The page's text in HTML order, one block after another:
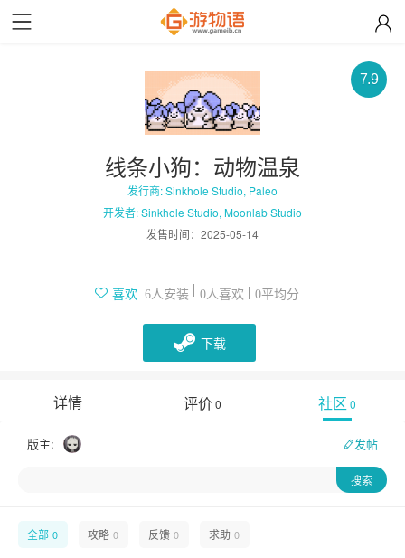
7.9
线条小狗：动物温泉
发行商: Sinkhole Studio, Paleo
开发者: Sinkhole Studio, Moonlab Studio
发售时间： 2025-05-14
喜欢 6人安装 0人喜欢 0平均分
下载
详情 评价0 社区 0
版主: 发帖
全部 0 攻略 0 反馈 0 求助 0